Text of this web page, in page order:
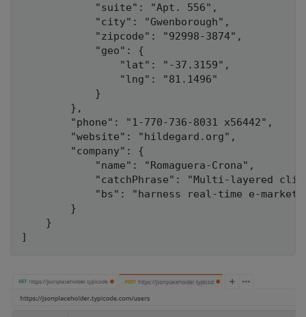
            "suite": "Apt. 556",
            "city": "Gwenborough",
            "zipcode": "92998-3874",
            "geo": {
                "lat": "-37.3159",
                "lng": "81.1496"
            }
        },
        "phone": "1-770-736-8031 x56442",
        "website": "hildegard.org",
        "company": {
            "name": "Romaguera-Crona",
"catchPhrase": "Multi-layered
"bs": "harness real-time e-
        }
    }